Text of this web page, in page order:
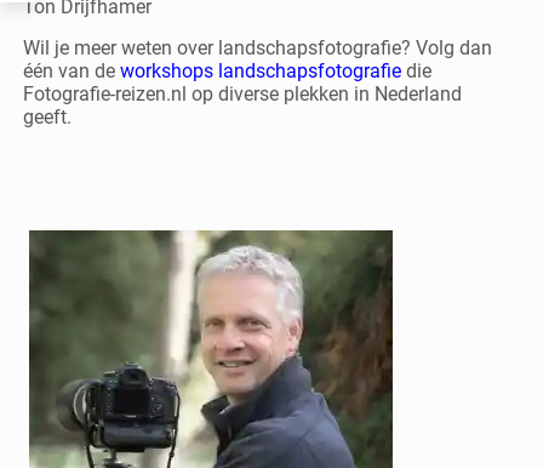
Ton Drijfhamer
Wil je meer weten over landschapsfotografie? Volg dan
één van deworkshops landschapsfotografie die
Fotografie-reizen.nl op diverse plekken in Nederland
geeft.